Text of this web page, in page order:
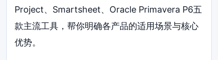
Project、Smartsheet、Oracle Primavera P6五
款主流工具，帮你明确各产品的适用场景与核心
优势。